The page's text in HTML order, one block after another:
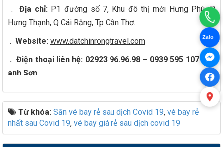
. Địa chỉ:P1 đường số 7, Khu đô thị mới Hưng Phú, P
Hưng Thạnh, Q Cái Răng, Tp Cần Thơ.
. Website: www.datchinrongtravel.com
. Điện thoại liên hệ: 02923 96.96.98 – 0939 595 107 gặp
anh Sơn
Từ khóa: Săn vé bay rẻ sau dịch Covid 19, vé bay rẻ
nhất sau Covid 19, vé bay giá rẻ sau dịch covid 19
Zalo